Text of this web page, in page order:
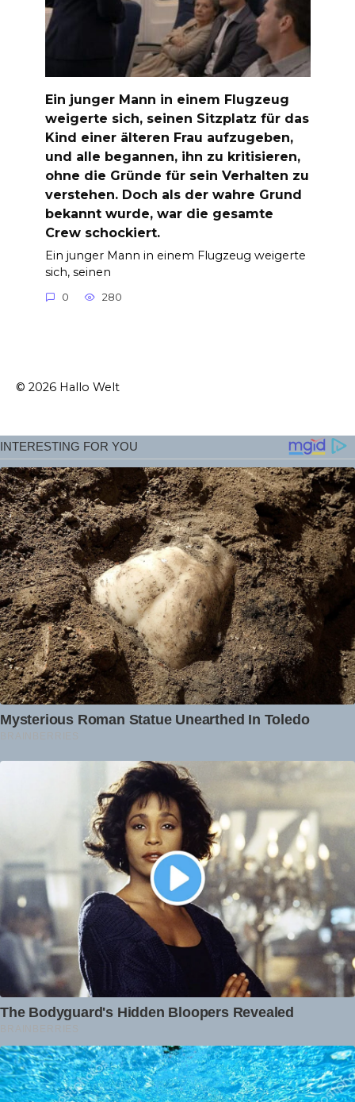
Ein junger Mann in einem Flugzeug
weigerte sich, seinen Sitzplatz für das
Kind einer älteren Frau aufzugeben,
und alle begannen, ihn zu kritisieren,
ohne die Gründe für sein Verhalten zu
verstehen. Doch als der wahre Grund
bekannt wurde, war die gesamte
Crew schockiert.
Ein junger Mann in einem Flugzeug weigerte
sich, seinen
0 280
© 2026 Hallo Welt